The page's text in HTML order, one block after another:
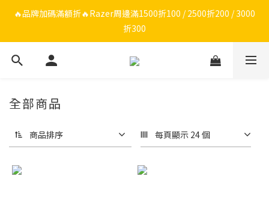
🔥品牌限定滿額折🔥ROG周邊滿1500折100 / 2500折200 / 3000折
300
🔥品牌加碼滿額折🔥Razer周邊滿1500折100 / 2500折200 / 3000
折300
ROG/Razer 全館電競椅會員登錄再現折$300
🔥品牌限定滿額折🔥ROG周邊滿1500折100 / 2500折200 / 3000折
全部商品
商品排序 每頁顯示 24 個